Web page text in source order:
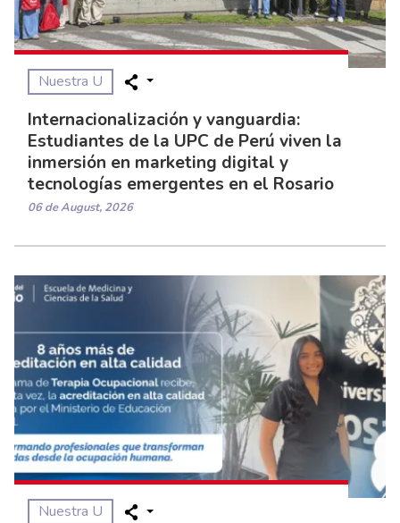
Nuestra U
Internacionalización y vanguardia:
Estudiantes de la UPC de Perú viven la
inmersión en marketing digital y
tecnologías emergentes en el Rosario
06 de August, 2026
Nuestra U